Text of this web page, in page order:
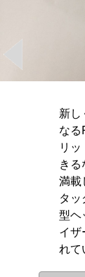
新し
な
リ
き
満載
タ
型ヘ
イ
れて